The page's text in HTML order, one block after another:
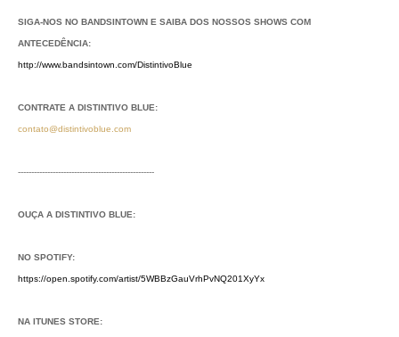
SIGA-NOS NO BANDSINTOWN E SAIBA DOS NOSSOS SHOWS COM
ANTECEDÊNCIA:
http://www.bandsintown.com/DistintivoBlue
CONTRATE A DISTINTIVO BLUE:
contato@distintivoblue.com
---------------------------------------------------
OUÇA A DISTINTIVO BLUE:
NO SPOTIFY:
https://open.spotify.com/artist/5WBBzGauVrhPvNQ201XyYx
NA ITUNES STORE: